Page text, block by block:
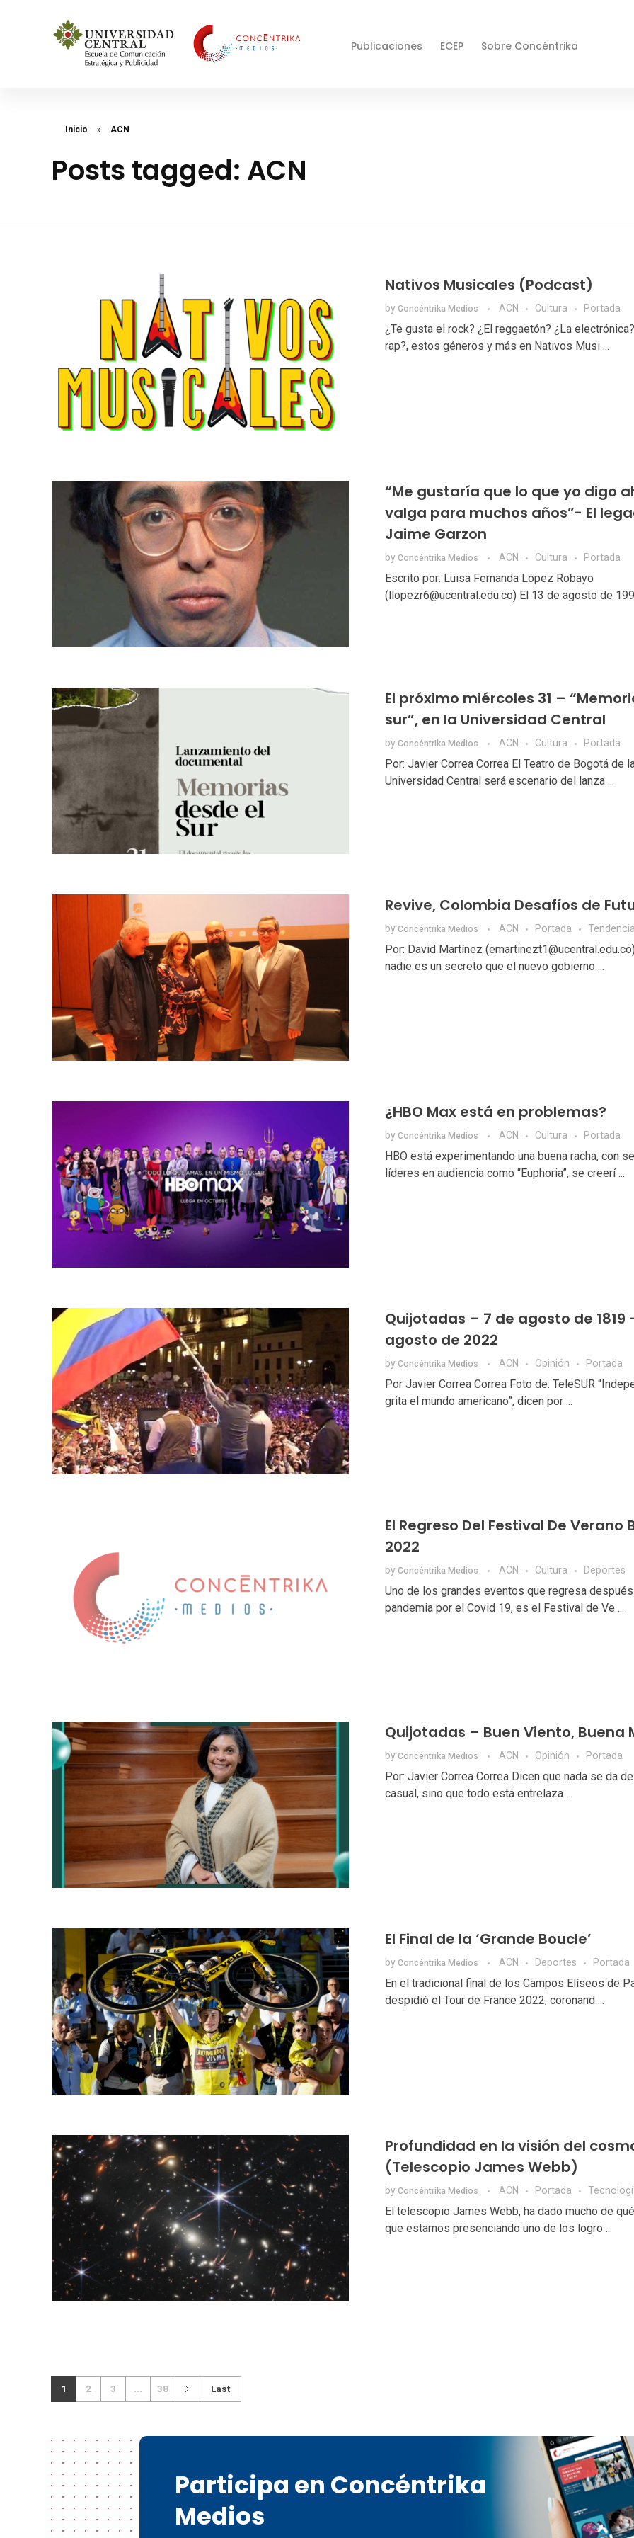
Publicaciones ECEP Sobre Concéntrika
Inicio » ACN
Posts tagged: ACN
Nativos Musicales (Podcast)
by Concéntrika Medios ACN Cultura Portada
¿Te gusta el rock? ¿El reggaetón? ¿La
rap?, estos géneros y más en Nativos Musi ...
“Me gustaría que lo que yo digo
valga para muchos años”- El
Jaime Garzon
by Concéntrika Medios ACN Cultura Portada
Escrito por: Luisa Fernanda López Robayo
(llopezr6@ucentral.edu.co) El 13 de agosto de
El próximo miércoles 31 –
sur”, en la Universidad Central
by Concéntrika Medios ACN Cultura Portada
Por: Javier Correa Correa El Teatro de Bogotá de
Universidad Central será escenario del lanza ...
Revive, Colombia Desafíos de
by Concéntrika Medios ACN Portada
Por: David Martínez
nadie es un secreto que el nuevo gobierno ...
¿HBO Max está en problemas?
by Concéntrika Medios ACN Cultura Portada
HBO está experimentando una buena racha, con
líderes en audiencia como “Euphoria”, se creerí ...
Quijotadas – 7 de agosto de 1819
agosto de 2022
by Concéntrika Medios ACN Opinión Portada
Por Javier Correa Correa Foto de: TeleSUR
grita el mundo americano”, dicen por ...
El Regreso Del Festival De Verano
2022
by Concéntrika Medios ACN Cultura Deportes
Uno de los grandes eventos que regresa
pandemia por el Covid 19, es el Festival de Ve ...
Quijotadas – Buen Viento, Buena
by Concéntrika Medios ACN Opinión Portada
Por: Javier Correa Correa Dicen que nada se da
casual, sino que todo está entrelaza ...
El Final de la ‘Grande Boucle’
by Concéntrika Medios ACN Deportes Portada
En el tradicional final de los Campos Elíseos de
despidió el Tour de France 2022, coronand ...
Profundidad en la visión del
(Telescopio James Webb)
by Concéntrika Medios ACN Portada
El telescopio James Webb, ha dado mucho de
que estamos presenciando uno de los logro ...
1 2 3 ... 38 Last
Participa en Concéntrika
Medios